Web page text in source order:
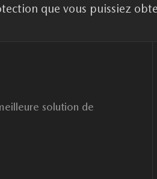
que vous puissiez
solution de